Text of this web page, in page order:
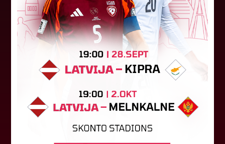
"Riga FC" iegūst handikapu, RFS
būs jāatspēlējas